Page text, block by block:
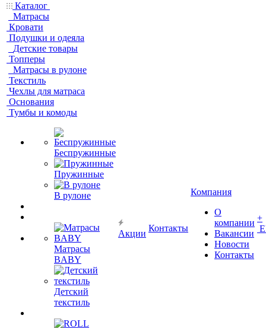
Каталог
Матрасы
Кровати
Подушки и одеяла
Детские товары
Топперы
Матрасы в рулоне
Текстиль
Чехлы для матраса
Основания
Тумбы и комоды
Беспружинные
Пружинные
В рулоне
Матрасы
BABY
Детский
текстиль
Акции
Контакты
Компания
О
компании
Вакансии
Новости
Контакты
+